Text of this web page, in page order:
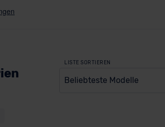
LISTE SORTIEREN
Beliebteste Modelle